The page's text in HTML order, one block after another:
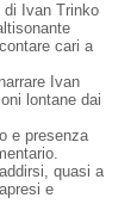
di Ivan Trinko
cari a
Ivan
lontane dai
e presenza
quasi a
e